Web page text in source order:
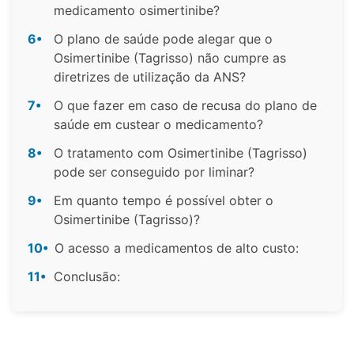
medicamento osimertinibe?
6•
O plano de saúde pode alegar que o
Osimertinibe (Tagrisso) não cumpre as
diretrizes de utilização da ANS?
7•
O que fazer em caso de recusa do plano de
saúde em custear o medicamento?
8•
O tratamento com Osimertinibe (Tagrisso)
pode ser conseguido por liminar?
9•
Em quanto tempo é possível obter o
Osimertinibe (Tagrisso)?
10• O acesso a medicamentos de alto custo:
11• Conclusão: